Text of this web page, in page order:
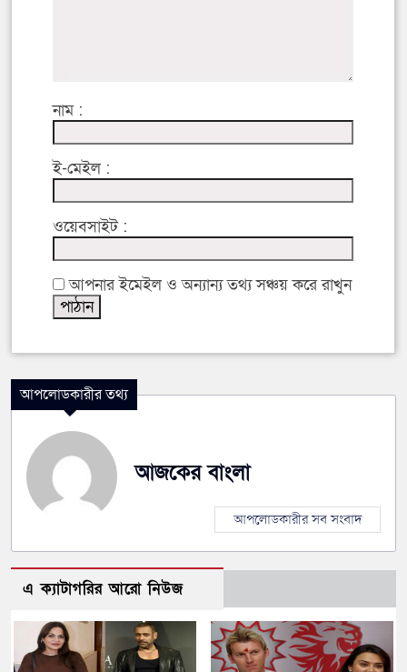
নাম :
ই-মেইল :
ওয়েবসাইট :
আপনার ইমেইল ও অন্যান্য তথ্য সঞ্চয় করে রাখুন
আপলোডকারীর তথ্য
আজকের বাংলা
আপলোডকারীর সব সংবাদ
এ ক্যাটাগরির আরো নিউজ